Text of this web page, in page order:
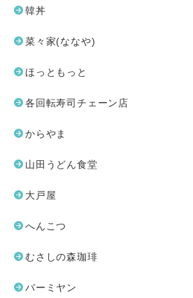
韓丼
菜々家(ななや)
ほっともっと
各回転寿司チェーン店
からやま
山田うどん食堂
大戸屋
へんこつ
むさしの森珈琲
バーミヤン